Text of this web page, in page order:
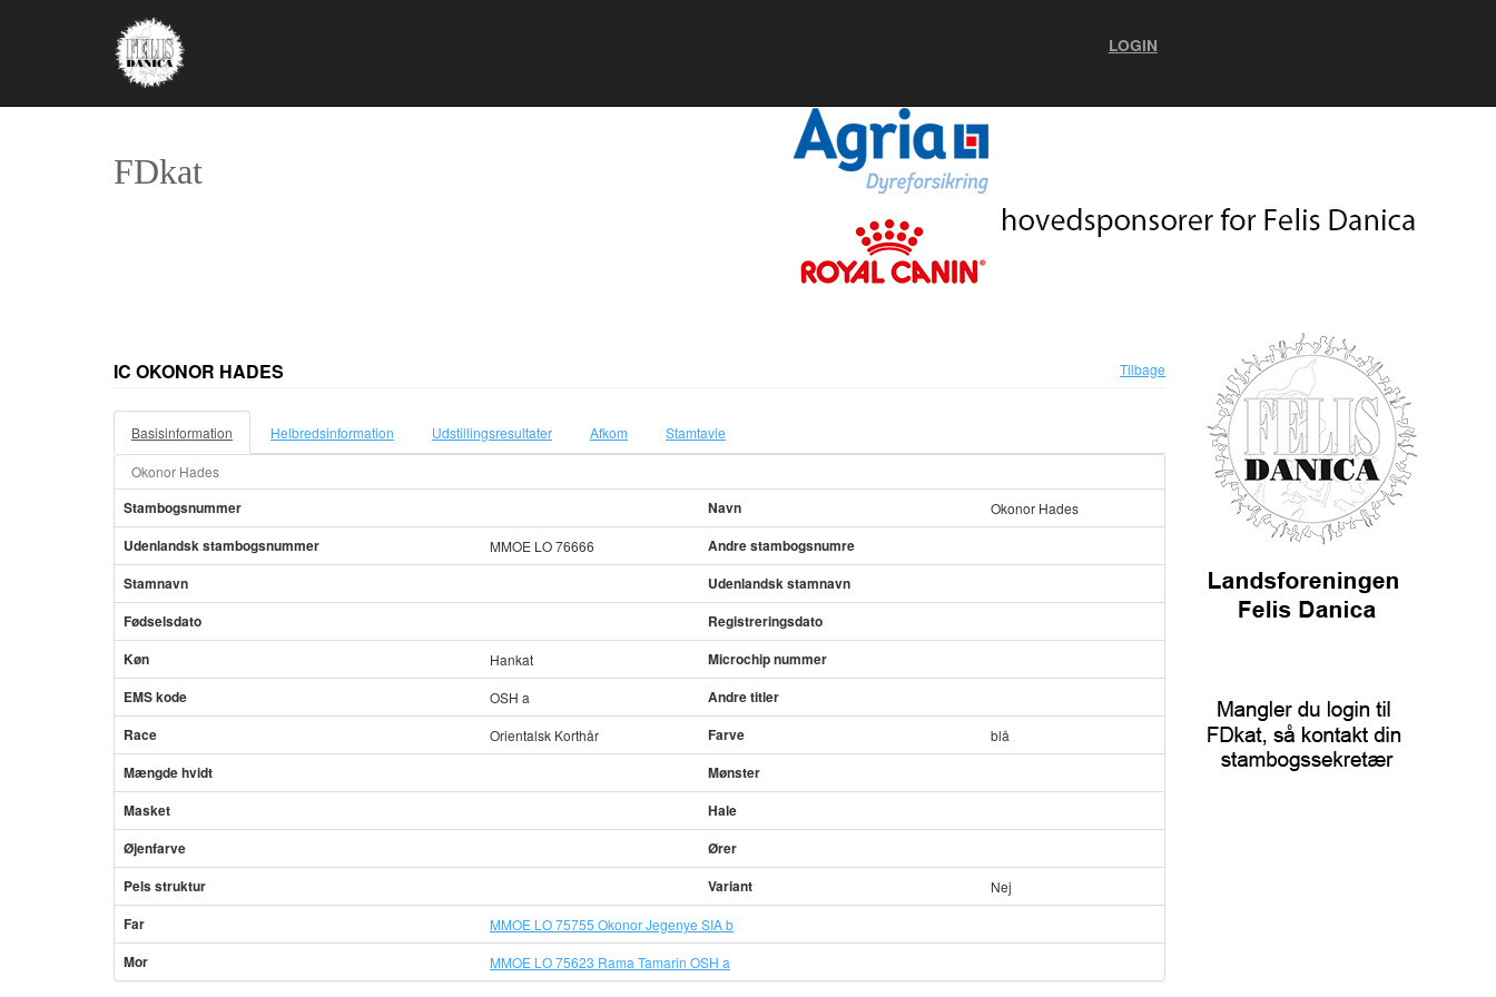
LOGIN
FDkat
IC OKONOR HADES Tilbage
Basisinformation Helbredsinformation Udstillingsresultater Afkom Stamtavle
Okonor Hades
Stambogsnummer Navn Okonor Hades
Udenlandsk stambogsnummer MMOE LO 76666
Andre stambogsnumre
Stamnavn
Udenlandsk stamnavn
Fødselsdato
Registreringsdato
Køn
Hankat
Microchip nummer
EMS kode
OSH a
Andre titler
Race
Orientalsk Korthår Farve blå
Mængde hvidt
Mønster
Masket
Hale
Øjenfarve
Ører
Pels struktur
Variant Nej
Far MMOE LO 75755 Okonor Jegenye SIA b
Mor MMOE LO 75623 Rama Tamarin OSH a